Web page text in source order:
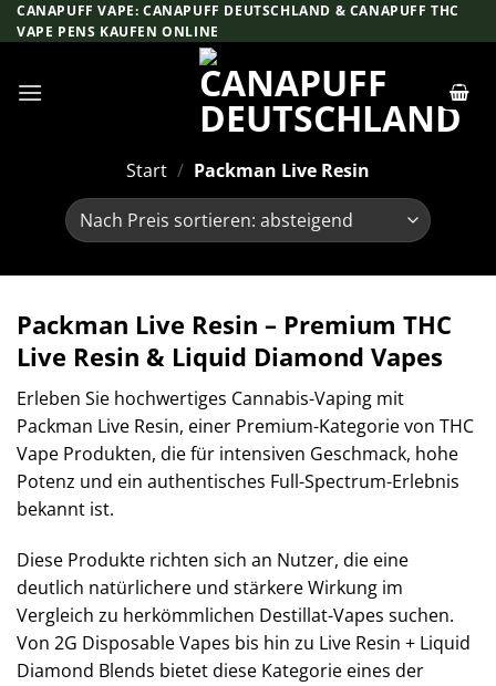
Zum
Inhalt
CANAPUFF VAPE: CANAPUFF DEUTSCHLAND & CANAPUFF THC
VAPE PENS KAUFEN ONLINE
Start / Packman Live Resin
Packman Live Resin – Premium THC
Live Resin & Liquid Diamond Vapes
Erleben Sie hochwertiges Cannabis-Vaping mit
Packman Live Resin, einer Premium-Kategorie von THC
Vape Produkten, die für intensiven Geschmack, hohe
Potenz und ein authentisches Full-Spectrum-Erlebnis
bekannt ist.
Diese Produkte richten sich an Nutzer, die eine
deutlich natürlichere und stärkere Wirkung im
Vergleich zu herkömmlichen Destillat-Vapes suchen.
Von 2G Disposable Vapes bis hin zu Live Resin + Liquid
Diamond Blends bietet diese Kategorie eines der